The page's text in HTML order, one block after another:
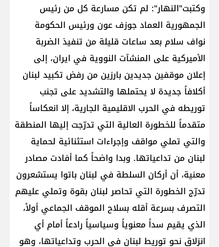
وكتبت"النهار": لم تكن مسارعة كل من رئيس
الجمهورية العماد جوزف عون ورئيس الحكومة
نواف سلام بعد ساعات قليلة من تنفيذ الضربة
الأميركية على المنشآت النووية في ايران، إلى
إعلان موقفين جديدين بارزين من رفض تكبيد لبنان
أكلافاً جديدة لا يحتملها والتشديد على تجنب
توريطه في الحرب الاقليمية الجارية، إلا انعكاساً
متقدماً للخطورة العالية التي تدرّجت إليها المنطقة
والتي تملي مواقف وإجراءات استثنائية لحماية
لبنان من تداعياتها. وبدا واضحاً كما أفادت مصادر
معنية، أن أركان السلطة في لبنان باتوا يستشعرون
تدرّج الخطورة التي تحاصر لبنان بقوة وتملي عليهم
التصرف بسرعة أقله بسلاح الموقف الجماعي أولاً،
الذي يقيم سداً معنوياً وسياسياً رادعاً أمام أي
انزلاق نحو توريط لبنان في الحرب وتداعياتها، وهو